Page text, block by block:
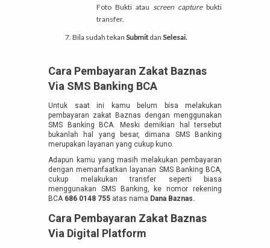
Foto Bukti atau screen capture bukti
transfer.
Bila sudah tekan Submitdan Selesai.
Cara Pembayaran Zakat Baznas
Via SMS Banking BCA
Untuk saat ini kamu belum bisa melakukan
pembayaran zakat Baznas dengan menggunakan
SMS Banking BCA. Meski demikian hal tersebut
bukanlah hal yang besar, dimana SMS Banking
merupakan layanan yang cukup kuno.
Adapun kamu yang masih melakukan pembayaran
dengan memanfaatkan layanan SMS Banking BCA,
cukup melakukan transfer seperti biasa
menggunakan SMS Banking, ke nomor rekening
BCA 686 0148 755 atas nama Dana Baznas.
Cara Pembayaran Zakat Baznas
Via Digital Platform